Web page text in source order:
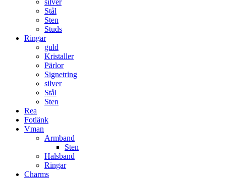
silver
Stål
Sten
Studs
Ringar
guld
Kristaller
Pärlor
Signetring
silver
Stål
Sten
Rea
Fotlänk
Vman
Armband
Sten
Halsband
Ringar
Charms